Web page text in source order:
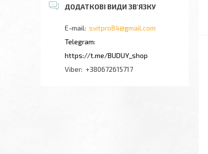
svitpro84@gmail.com
https://t.me/BUDUY_shop
+380672615717